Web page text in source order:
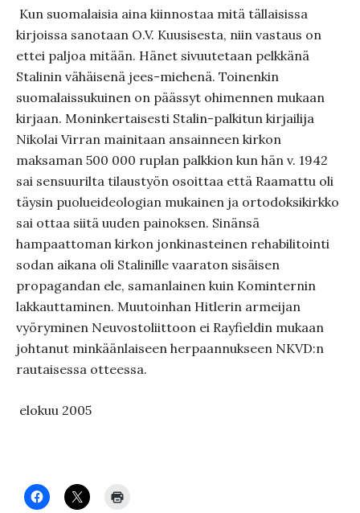
Kun suomalaisia aina kiinnostaa mitä tällaisissa
kirjoissa sanotaan O.V. Kuusisesta, niin vastaus on
ettei paljoa mitään. Hänet sivuutetaan pelkkänä
Stalinin vähäisenä jees-miehenä. Toinenkin
suomalaissukuinen on päässyt ohimennen mukaan
kirjaan. Moninkertaisesti Stalin-palkitun kirjailija
Nikolai Virran maini­taan ansainneen kirkon
maksaman 500 000 ruplan palkkion kun hän v. 1942
sai sensuurilta tilaustyö­n osoittaa että Raamattu oli
täysin puolueideologian mukainen ja ortodoksikirkko
sai ottaa siitä uuden painoksen. Sinänsä
hampaattoman kirkon jonkinasteinen rehabilitointi
sodan aikana oli Stalinille vaaraton sisäisen
propagandan ele, samanlainen kuin Kominternin
lakkauttaminen. Muutoinhan Hitlerin armeijan
vyöryminen Neuvostoliittoon ei Rayfieldin mukaan
johtanut minkäänlaiseen herpaannukseen NKVD:n
rautaisessa otteessa.
elokuu 2005